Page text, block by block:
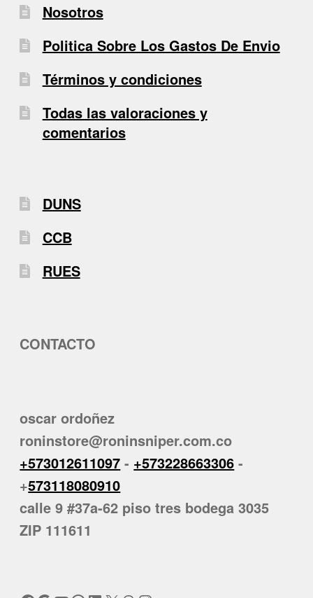
Nosotros
Politica Sobre Los Gastos De Envio
Términos y condiciones
Todas las valoraciones y
comentarios
DUNS
CCB
RUES
CONTACTO
oscar ordoñez
roninstore@roninsniper.com.co
+573012611097 - +573228663306 -
+573118080910
calle 9 #37a-62 piso tres bodega 3035
ZIP 111611